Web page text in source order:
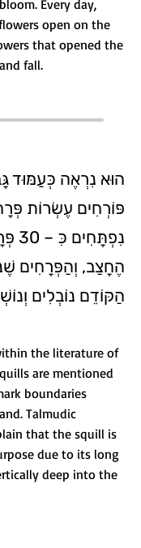
Every day,
open on the
that opened the
fall.
הוּא נִרְאֶה כְּעַמּוּד
פּוֹרְחִים עֶשְׂרוֹת
הֶחָצַב, וְהַפְּרָחִים
הַקּוֹדֵם נוֹבְלִים
the literature of
boundaries
Talmudic
that the squill is
due to its long
deep into the